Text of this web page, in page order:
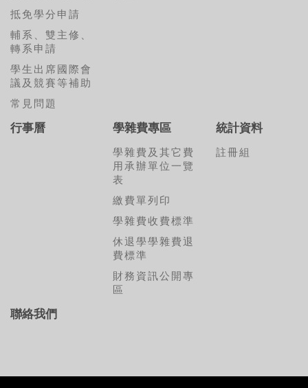
抵免學分申請
輔系、雙主修、
轉系申請
學生出席國際會
議及競賽等補助
常見問題
行事曆 學雜費專區
學雜費及其它費
用承辦單位一覽
表
繳費單列印
學雜費收費標準
休退學學雜費退
費標準
財務資訊公開專
區
統計資料
註冊組
聯絡我們